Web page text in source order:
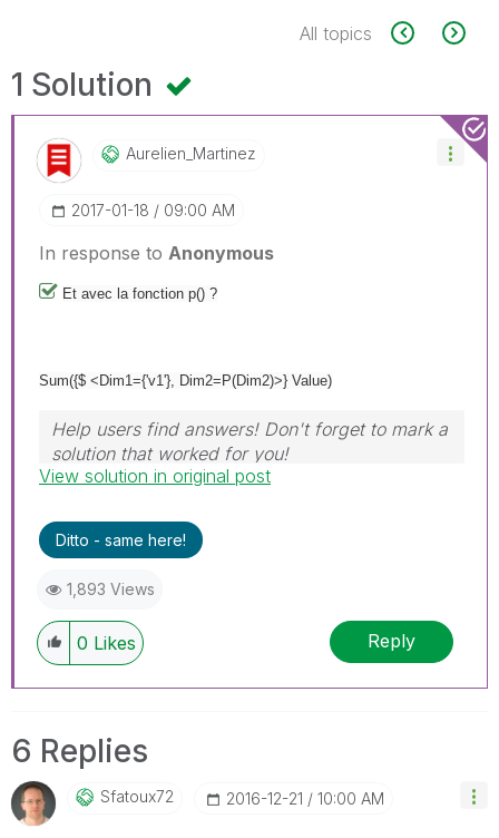
All topics
1 Solution
Aurelien_MartinEz
‎2017-01-18 09:00 AM
In response to Anonymous
Et avec la fonction p() ?
Sum({$ <Dim1={'v1'}, Dim2=P(Dim2)>} Value)
Help users find answers! Don't forget to mark a
solution that worked for you!
View solution in original post
Ditto - same here!
1,893 Views
0 Likes Reply
6 Replies
Sfatoux72 ‎2016-12-21 10:00 AM